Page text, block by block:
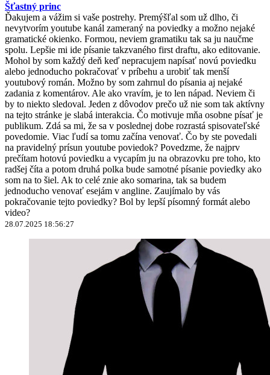
Šťastný princ
Ďakujem a vážim si vaše postrehy. Premýšľal som už dlho, či
nevytvorím youtube kanál zameraný na poviedky a možno nejaké
gramatické okienko. Formou, neviem gramatiku tak sa ju naučme
spolu. Lepšie mi ide písanie takzvaného first draftu, ako editovanie.
Mohol by som každý deň keď nepracujem napísať novú poviedku
alebo jednoducho pokračovať v príbehu a urobiť tak menší
youtubový román. Možno by som zahrnul do písania aj nejaké
zadania z komentárov. Ale ako vravím, je to len nápad. Neviem či
by to niekto sledoval. Jeden z dôvodov prečo už nie som tak aktívny
na tejto stránke je slabá interakcia. Čo motivuje mňa osobne písať je
publikum. Zdá sa mi, že sa v poslednej dobe rozrastá spisovateľské
povedomie. Viac ľudí sa tomu začína venovať. Čo by ste povedali
na pravidelný prísun youtube poviedok? Povedzme, že najprv
prečítam hotovú poviedku a vycapím ju na obrazovku pre toho, kto
radšej číta a potom druhá polka bude samotné písanie poviedky ako
som na to šiel. Ak to celé znie ako somarina, tak sa budem
jednoducho venovať esejám v angline. Zaujímalo by vás
pokračovanie tejto poviedky? Bol by lepší písomný formát alebo
video?
28.07.2025 18:56:27